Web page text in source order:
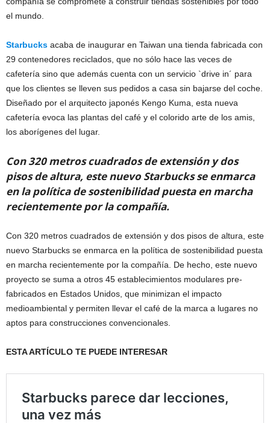
el mundo.
Starbucks acaba de inaugurar en Taiwan una tienda fabricada con
29 contenedores reciclados, que no sólo hace las veces de
cafetería sino que además cuenta con un servicio `drive in´ para
que los clientes se lleven sus pedidos a casa sin bajarse del coche.
Diseñado por el arquitecto japonés Kengo Kuma, esta nueva
cafetería evoca las plantas del café y el colorido arte de los amis,
los aborígenes del lugar.
Con 320 metros cuadrados de extensión y dos
pisos de altura, este nuevo Starbucks se enmarca
en la política de sostenibilidad puesta en marcha
recientemente por la compañía.
Con 320 metros cuadrados de extensión y dos pisos de altura, este
nuevo Starbucks se enmarca en la política de sostenibilidad puesta
en marcha recientemente por la compañía. De hecho, este nuevo
proyecto se suma a otros 45 establecimientos modulares pre-
fabricados en Estados Unidos, que minimizan el impacto
medioambiental y permiten llevar el café de la marca a lugares no
aptos para construcciones convencionales.
ESTA ARTÍCULO TE PUEDE INTERESAR